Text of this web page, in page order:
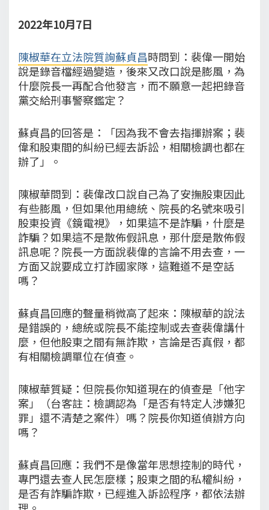
2022年10月7日
陳椒華在立法院質詢蘇貞昌時問到：裴偉一開始
說是錄音檔經過變造，後來又改口說是膨風，為
什麼院長一再配合他發言，而不願意一起把錄音
黨交給刑事警察鑑定？
蘇貞昌的回答是：「因為我不會去指揮辦案；裴
偉和股東間的糾紛已經去訴訟，相關檢調也都在
辦了」。
陳椒華問到：裴偉改口說自己為了安撫股東因此
有些膨風，但如果他用總統、院長的名號來吸引
股東投資《鏡電視》，如果這不是詐騙，什麼是
詐騙？如果這不是散佈假訊息，那什麼是散佈假
訊息呢？院長一方面說裴偉的言論不用去查，一
方面又說要成立打詐國家隊，這難道不是空話
嗎？
蘇貞昌回應的聲量稍微高了起來：陳椒華的說法
是錯誤的，總統或院長不能控制或去查裴偉講什
麼，但他股東之間有無詐欺，言論是否真假，都
有相關檢調單位在偵查。
陳椒華質疑：但院長你知道現在的偵查是「他字
案」（台客註：檢調認為「是否有特定人涉嫌犯
罪」還不清楚之案件）嗎？院長你知道偵辦方向
嗎？
蘇貞昌回應：我們不是像當年思想控制的時代，
專門還去查人民怎麼樣；股東之間的私權糾紛，
是否有詐騙詐欺，已經進入訴訟程序，都依法辦